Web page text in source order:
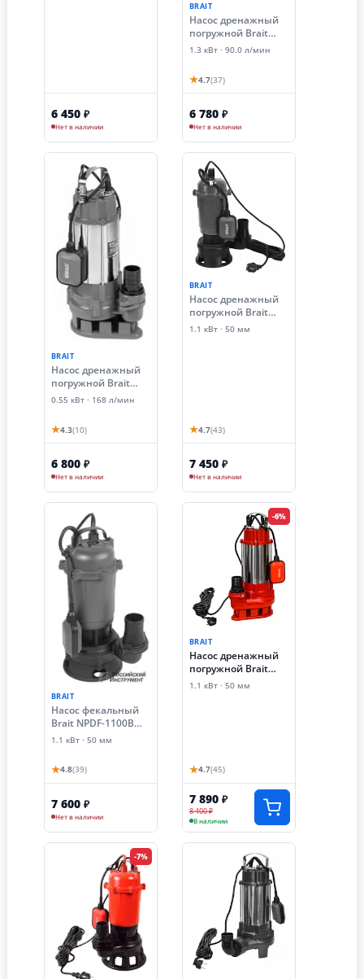
6 450 ₽
Нет в наличии
BRAIT
Насос дренажный
погружной Brait
NDF-1300G (1.3 кВт,
1.3 кВт · 90.0 л/мин
★4.7(37)
6 780 ₽
Нет в наличии
BRAIT
Насос дренажный
погружной Brait
NPDF-550S ( для
0.55 кВт · 168 л/мин
★4.3(10)
6 800 ₽
Нет в наличии
BRAIT
Насос дренажный
погружной Brait
NDF-1100B (1.1 кВт,
1.1 кВт · 50 мм
★4.7(43)
7 450 ₽
Нет в наличии
BRAIT
Насос фекальный
Brait NPDF-1100B
(чугунный с ножом)
1.1 кВт · 50 мм
★4.8(39)
7 600 ₽
Нет в наличии
-6%
BRAIT
Насос дренажный
погружной Brait
NDF-1100S (1.1 кВт,
1.1 кВт · 50 мм
★4.7(45)
7 890 ₽
8 400 ₽
В наличии
-7%